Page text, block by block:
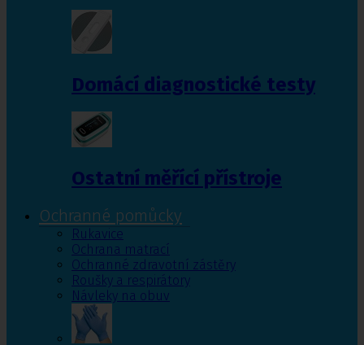
Domácí diagnostické testy
Ostatní měřící přístroje
Ochranné pomůcky
Rukavice
Ochrana matrací
Ochranné zdravotní zástěry
Roušky a respirátory
Návleky na obuv